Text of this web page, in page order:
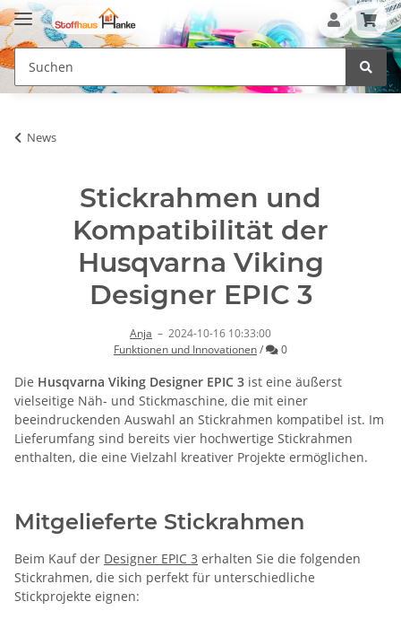
News
Stickrahmen und
Kompatibilität der
Husqvarna Viking
Designer EPIC 3
Anja – 2024-10-16 10:33:00
Funktionen und Innovationen/ Kommentare
0
Die Husqvarna Viking Designer EPIC 3 ist eine äußerst
vielseitige Näh- und Stickmaschine, die mit einer
beeindruckenden Auswahl an Stickrahmen kompatibel ist. Im
Lieferumfang sind bereits vier hochwertige Stickrahmen
enthalten, die eine Vielzahl kreativer Projekte ermöglichen.
Mitgelieferte Stickrahmen
Beim Kauf der Designer EPIC 3 erhalten Sie die folgenden
Stickrahmen, die sich perfekt für unterschiedliche
Stickprojekte eignen: